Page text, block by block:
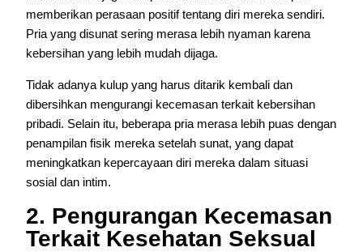
memberikan perasaan positif tentang diri mereka sendiri.
Pria yang disunat sering merasa lebih nyaman karena
kebersihan yang lebih mudah dijaga.
Tidak adanya kulup yang harus ditarik kembali dan
dibersihkan mengurangi kecemasan terkait kebersihan
pribadi. Selain itu, beberapa pria merasa lebih puas dengan
penampilan fisik mereka setelah sunat, yang dapat
meningkatkan kepercayaan diri mereka dalam situasi
sosial dan intim.
2. Pengurangan Kecemasan
Terkait Kesehatan Seksual